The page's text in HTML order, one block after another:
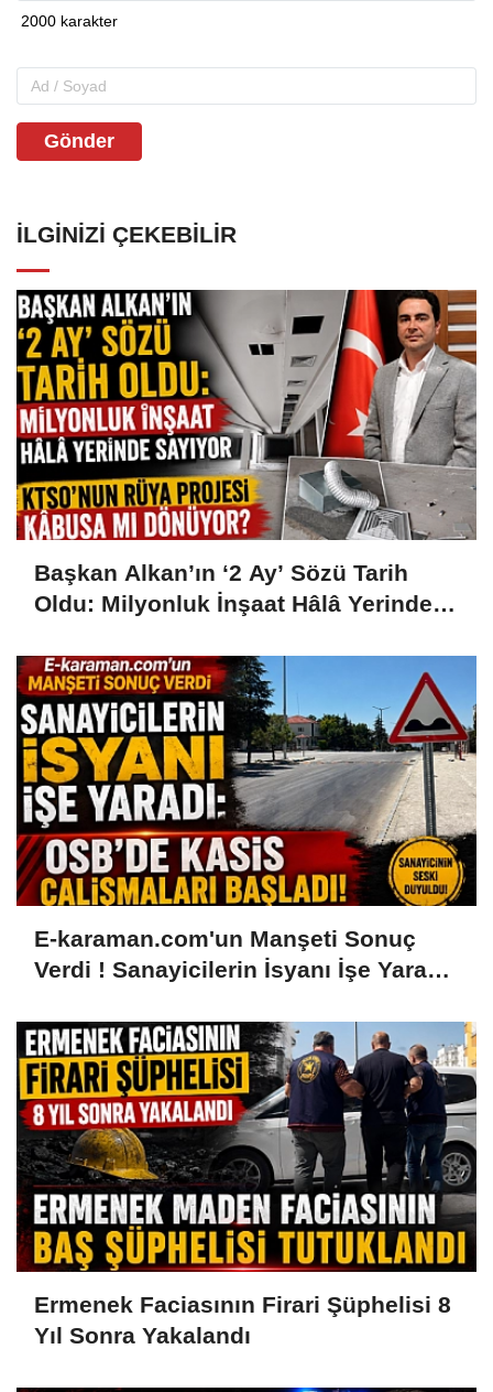
Gönder
İLGINIZI ÇEKEBILIR
Başkan Alkan’ın ‘2 Ay’ Sözü Tarih
Oldu: Milyonluk İnşaat Hâlâ Yerinde
E-karaman.com'un Manşeti Sonuç
Verdi ! Sanayicilerin İsyanı İşe Yaradı:
Ermenek Faciasının Firari Şüphelisi 8
Yıl Sonra Yakalandı